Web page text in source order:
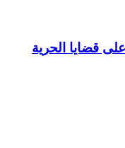
قضايا الحرية